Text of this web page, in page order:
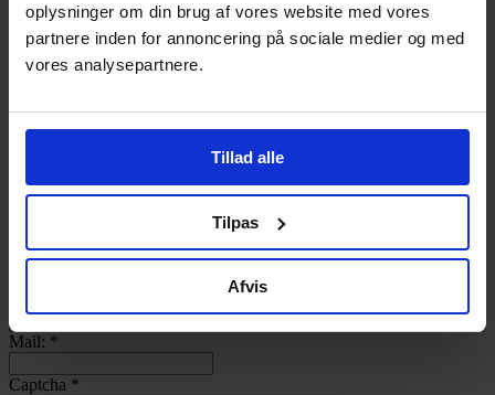
oplysninger om din brug af vores website med vores
partnere inden for annoncering på sociale medier og med
vores analysepartnere.
Tillad alle
Tilpas
Afvis
Remember Me
Lost your password?
Kontaktperson:*
By:
Mail: *
Captcha *